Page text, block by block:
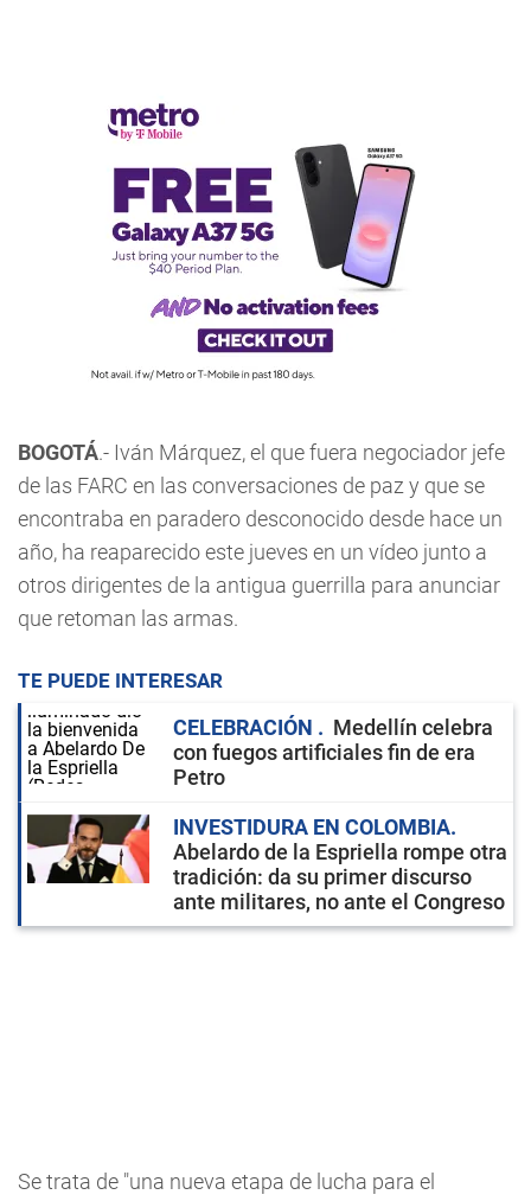
BOGOTÁ.- Iván Márquez, el que fuera negociador jefe
de las FARC en las conversaciones de paz y que se
encontraba en paradero desconocido desde hace un
año, ha reaparecido este jueves en un vídeo junto a
otros dirigentes de la antigua guerrilla para anunciar
que retoman las armas.
TE PUEDE INTERESAR
CELEBRACIÓN
Medellín celebra
con fuegos artificiales fin de era
Petro
INVESTIDURA EN COLOMBIA
Abelardo de la Espriella rompe otra
tradición: da su primer discurso
ante militares, no ante el Congreso
Se trata de "una nueva etapa de lucha para el